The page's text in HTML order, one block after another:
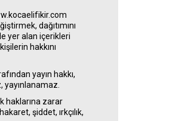
dağıtımını
yer alan içerikleri
hakkını
yayın hakkı,
haklarına zarar
şiddet, ırkçılık,